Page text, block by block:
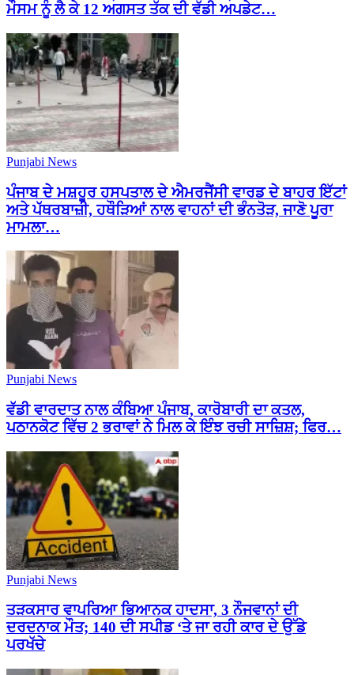
ਮੌਸਮ ਨੂੰ ਲੈ ਕੇ 12 ਅਗਸਤ ਤੱਕ ਦੀ ਵੱਡੀ ਅਪਡੇਟ…
Punjabi News
ਪੰਜਾਬ ਦੇ ਮਸ਼ਹੂਰ ਹਸਪਤਾਲ ਦੇ ਐਮਰਜੈਂਸੀ ਵਾਰਡ ਦੇ ਬਾਹਰ ਇੱਟਾਂ
ਅਤੇ ਪੱਥਰਬਾਜ਼ੀ, ਹਥੌੜਿਆਂ ਨਾਲ ਵਾਹਨਾਂ ਦੀ ਭੰਨਤੋੜ, ਜਾਣੋ ਪੂਰਾ
ਮਾਮਲਾ…
Punjabi News
ਵੱਡੀ ਵਾਰਦਾਤ ਨਾਲ ਕੰਬਿਆ ਪੰਜਾਬ, ਕਾਰੋਬਾਰੀ ਦਾ ਕਤਲ,
ਪਠਾਨਕੋਟ ਵਿੱਚ 2 ਭਰਾਵਾਂ ਨੇ ਮਿਲ ਕੇ ਇੰਝ ਰਚੀ ਸਾਜ਼ਿਸ਼; ਫਿਰ…
Punjabi News
ਤੜਕਸਾਰ ਵਾਪਰਿਆ ਭਿਆਨਕ ਹਾਦਸਾ, 3 ਨੌਜਵਾਨਾਂ ਦੀ
ਦਰਦਨਾਕ ਮੌਤ; 140 ਦੀ ਸਪੀਡ ‘ਤੇ ਜਾ ਰਹੀ ਕਾਰ ਦੇ ਉੱਡੇ
ਪਰਖੱਚੇ